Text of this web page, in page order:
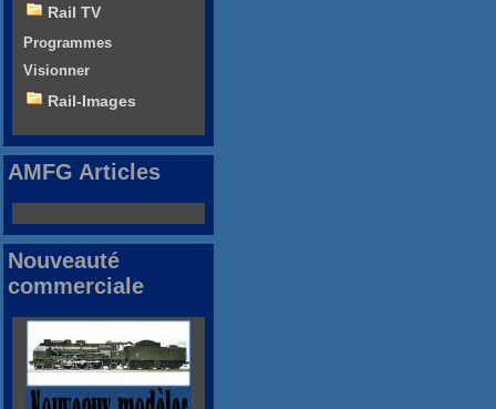
Rail TV
Programmes
Visionner
Rail-Images
AMFG Articles
Nouveauté
commerciale